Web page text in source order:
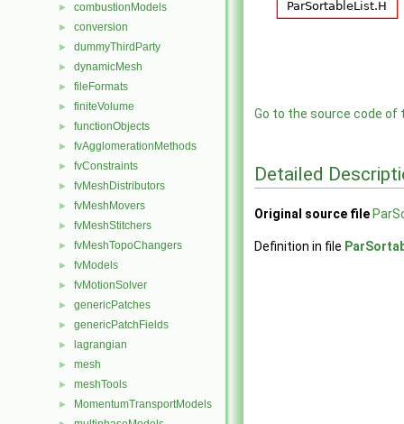
► combustionModels
► conversion
► dummyThirdParty
► dynamicMesh
► fileFormats
► finiteVolume
► functionObjects
► fvAgglomerationMethods
► fvConstraints
► fvMeshDistributors
► fvMeshMovers
► fvMeshStitchers
► fvMeshTopoChangers
► fvModels
► fvMotionSolver
► genericPatches
► genericPatchFields
► lagrangian
► mesh
► meshTools
► MomentumTransportModels
Go to the source code of
Detailed
Original source file
Definition in file